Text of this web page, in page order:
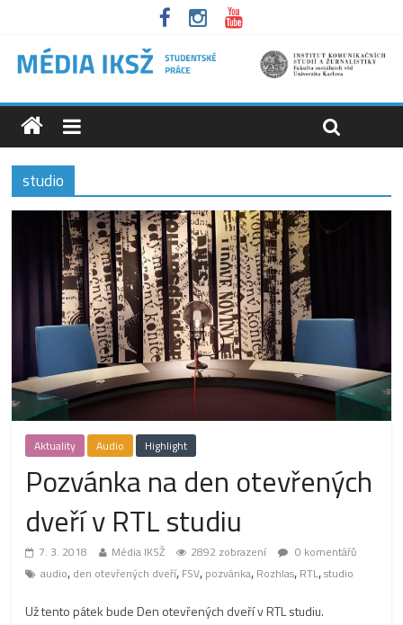
studio
Aktuality Audio Highlight
Pozvánka na den otevřených
dveří v RTL studiu
7. 3. 2018 Média IKSŽ 2892 zobrazení
0 komentářů
audio, den otevřených dveří, FSV, pozvánka, Rozhlas, RTL,studio
Už tento pátek bude Den otevřených dveří v RTL studiu.